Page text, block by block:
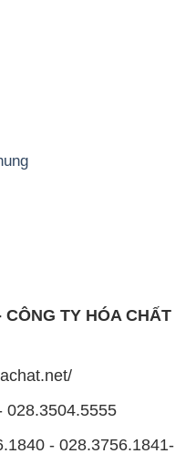
TY HÓA CHẤT
028.3504.5555
- 028.3756.1841-